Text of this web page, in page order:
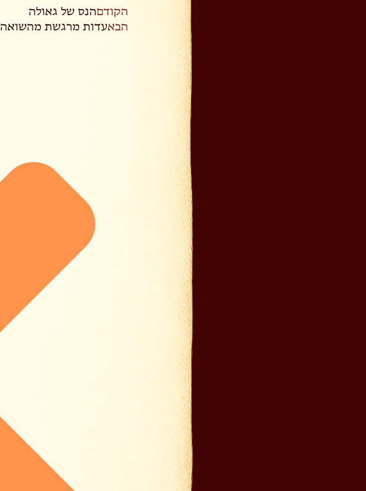
הקודםהנס של גאולה
הבאעדות מרגשת מהשואה